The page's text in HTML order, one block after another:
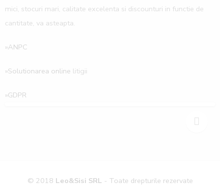
mici, stocuri mari, calitate excelenta si discounturi in functie de
cantitate, va asteapta.
»ANPC
»Solutionarea online litigii
»GDPR
© 2018 Leo&Sisi SRL - Toate drepturile rezervate